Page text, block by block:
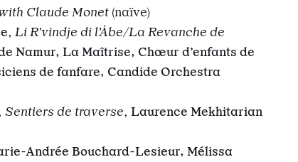
Claude Monet (naïve)
, Li R’vindje di l’Åbe/La Revanche de
Namur, La Maîtrise, Chœur d’enfants de
de fanfare, Candide Orchestra
, Sentiers de traverse, Laurence Mekhitarian
Andrée Bouchard-Lesieur, Mélissa